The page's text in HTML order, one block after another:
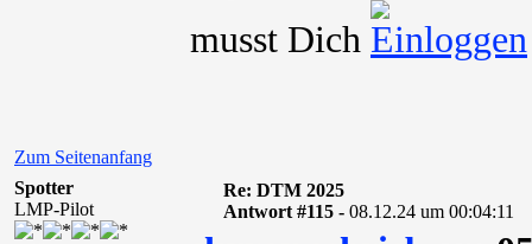
musst Dich
Zum Seitenanfang
Spotter
LMP-Pilot
Re: DTM 2025
Antwort #115 - 08.12.24 um 00:04:11